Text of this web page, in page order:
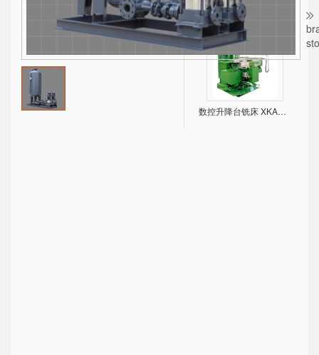
X系列内燃叉车1-10吨
数控升降台铣床 XKA5032/5040/6132/6140